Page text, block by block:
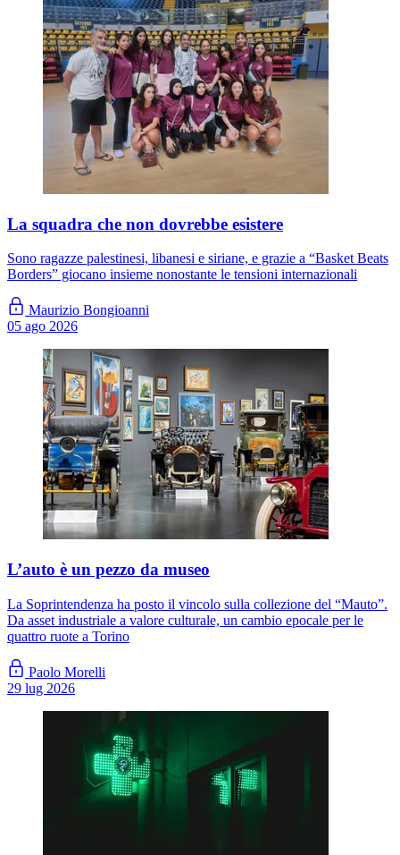
La squadra che non dovrebbe esistere
Sono ragazze palestinesi, libanesi e siriane, e grazie a “Basket Beats
Borders” giocano insieme nonostante le tensioni internazionali
Maurizio Bongioanni
05 ago 2026
L’auto è un pezzo da museo
La Soprintendenza ha posto il vincolo sulla collezione del “Mauto”.
Da asset industriale a valore culturale, un cambio epocale per le
quattro ruote a Torino
Paolo Morelli
29 lug 2026